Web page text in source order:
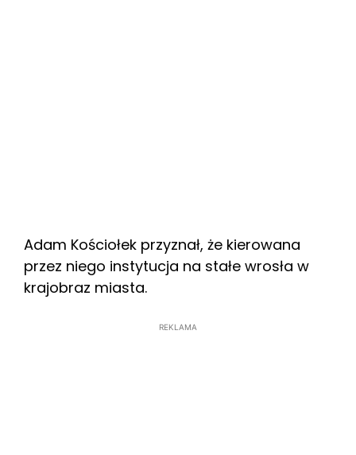
Adam Kościołek przyznał, że kierowana
przez niego instytucja na stałe wrosła w
krajobraz miasta.
REKLAMA